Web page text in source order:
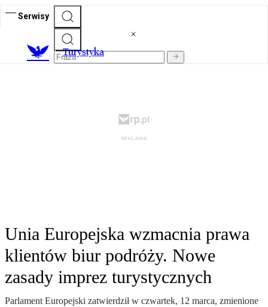
Serwisy
Turystyka
Unia Europejska wzmacnia prawa
klientów biur podróży. Nowe
zasady imprez turystycznych
Parlament Europejski zatwierdził w czwartek, 12 marca, zmienione